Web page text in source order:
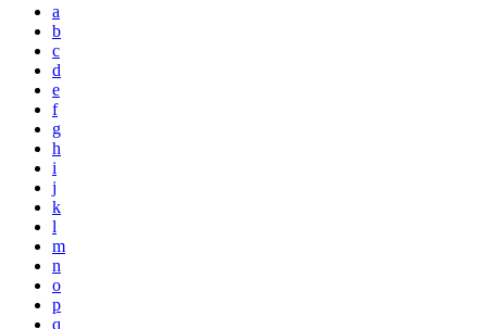
a
b
c
d
e
f
g
h
i
j
k
l
m
n
o
p
q